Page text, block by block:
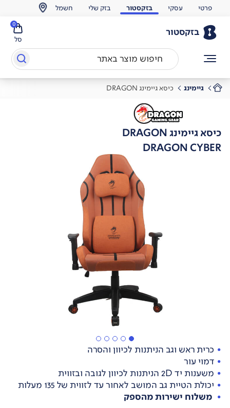
פרטי עסקי בזקסטור בזק שלי חשמל
בזקסטור
סל
0
גיימינג כיסא גיימינג DRAGON
כיסא גיימינג DRAGON
DRAGON CYBER
כרית ראש וגב הניתנות לכיוון והסרה
דמוי עור
משענות יד 2D הניתנות לכיוון לגובה ובזווית
יכולת הטיית גב המושב לאחור עד לזווית של 135 מעלות
משלוח ישירות מהספק